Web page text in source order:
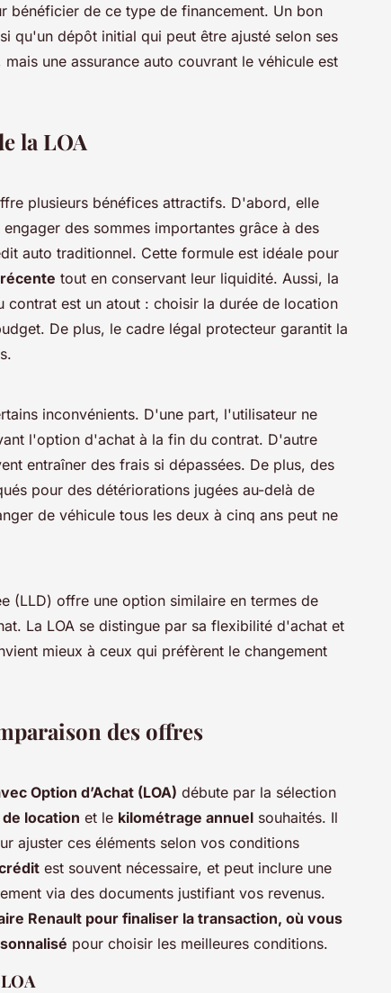
bénéficier de ce type de financement. Un bon
qu'un dépôt initial qui peut être ajusté selon ses
une assurance auto couvrant le véhicule est
la LOA
plusieurs bénéfices attractifs. D'abord, elle
des sommes importantes grâce à des
auto traditionnel. Cette formule est idéale pour
tout en conservant leur liquidité. Aussi, la
contrat est un atout : choisir la durée de location
De plus, le cadre légal protecteur garantit la
inconvénients. D'une part, l'utilisateur ne
l'option d'achat à la fin du contrat. D'autre
entraîner des frais si dépassées. De plus, des
pour des détériorations jugées au-delà de
de véhicule tous les deux à cinq ans peut ne
(LLD) offre une option similaire en termes de
La LOA se distingue par sa flexibilité d'achat et
mieux à ceux qui préfèrent le changement
des offres
Option d’Achat (LOA) débute par la sélection
location et le kilométrage annuel souhaités. Il
ajuster ces éléments selon vos conditions
est souvent nécessaire, et peut inclure une
via des documents justifiant vos revenus.
Renault pour finaliser la transaction, où vous
pour choisir les meilleures conditions.